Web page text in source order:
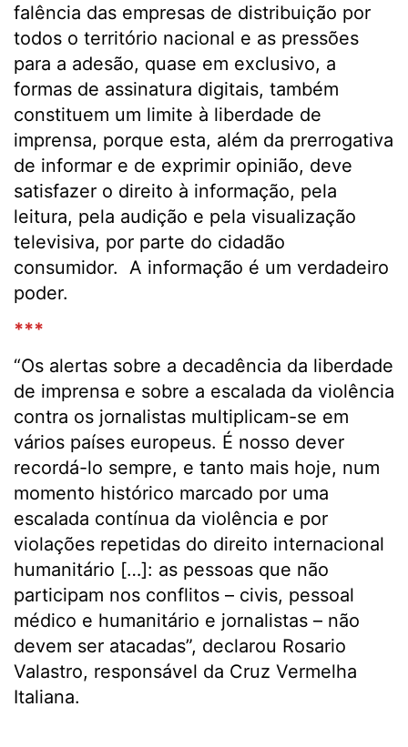
falência das empresas de distribuição por
todos o território nacional e as pressões
para a adesão, quase em exclusivo, a
formas de assinatura digitais, também
constituem um limite à liberdade de
imprensa, porque esta, além da prerrogativa
de informar e de exprimir opinião, deve
satisfazer o direito à informação, pela
leitura, pela audição e pela visualização
televisiva, por parte do cidadão
consumidor. A informação é um verdadeiro
poder.
***
“Os alertas sobre a decadência da liberdade
de imprensa e sobre a escalada da violência
contra os jornalistas multiplicam-se em
vários países europeus. É nosso dever
recordá-lo sempre, e tanto mais hoje, num
momento histórico marcado por uma
escalada contínua da violência e por
violações repetidas do direito internacional
humanitário […]: as pessoas que não
participam nos conflitos – civis, pessoal
médico e humanitário e jornalistas – não
devem ser atacadas”, declarou Rosario
Valastro, responsável da Cruz Vermelha
Italiana.